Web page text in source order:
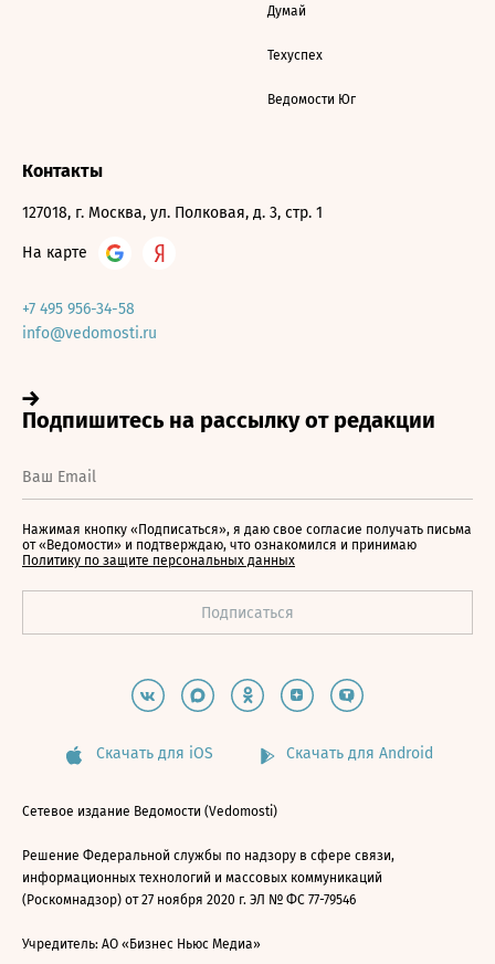
Думай
Техуспех
Ведомости Юг
Контакты
127018, г. Москва, ул. Полковая, д. 3, стр. 1
На карте
+7 495 956-34-58
info@vedomosti.ru
Нажимая кнопку «Подписаться», я даю свое согласие получать письма
от «Ведомости» и подтверждаю, что ознакомился и принимаю
Политику по защите персональных данных
Скачать для iOS Скачать для Android
Сетевое издание Ведомости (Vedomosti)
Решение Федеральной службы по надзору в сфере связи,
информационных технологий и массовых коммуникаций
(Роскомнадзор) от 27 ноября 2020 г. ЭЛ № ФС 77-79546
Учредитель: АО «Бизнес Ньюс Медиа»